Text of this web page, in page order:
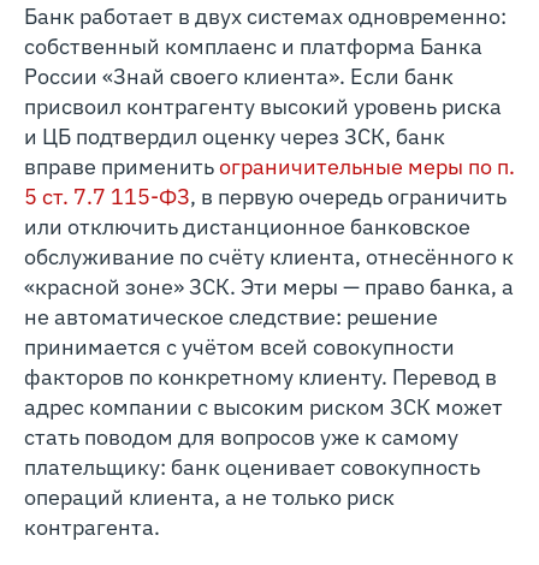
Банк работает в двух системах одновременно:
собственный комплаенс и платформа Банка
России «Знай своего клиента». Если банк
присвоил контрагенту высокий уровень риска
и ЦБ подтвердил оценку через ЗСК, банк
вправе применитьограничительные меры по п.
5 ст. 7.7 115‑ФЗ, в первую очередь ограничить
или отключить дистанционное банковское
обслуживание по счёту клиента, отнесённого к
«красной зоне» ЗСК. Эти меры — право банка, а
не автоматическое следствие: решение
принимается с учётом всей совокупности
факторов по конкретному клиенту. Перевод в
адрес компании с высоким риском ЗСК может
стать поводом для вопросов уже к самому
плательщику: банк оценивает совокупность
операций клиента, а не только риск
контрагента.